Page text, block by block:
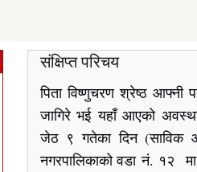
संक्षिप्त परिचय
पिता विष्णुचरण श्रेष्ठ आफ्नी
जागिरे भई यहाँ आएको
जेठ ९ गतेका दिन (साविक
नगरपालिकाको वडा नं. १२